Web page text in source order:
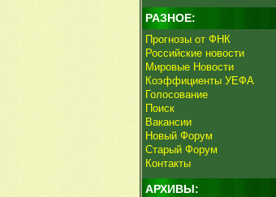
РАЗНОЕ:
Прогнозы от ФНК
Российские новости
Мировые Новости
Коэффициенты УЕФА
Голосование
Поиск
Вакансии
Новый Форум
Старый Форум
Контакты
АРХИВЫ: